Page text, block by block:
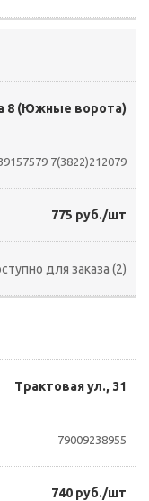
8 (Южные ворота)
7(3822)212079
775 руб./шт
для заказа (2)
Трактовая ул., 31
79009238955
740 руб./шт